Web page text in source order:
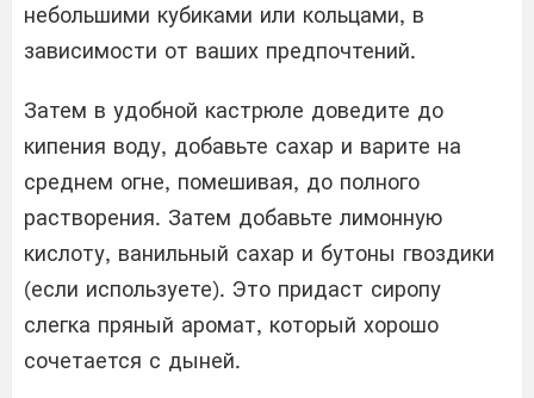
небольшими кубиками или кольцами, в
зависимости от ваших предпочтений.
Затем в удобной кастрюле доведите до
кипения воду, добавьте сахар и варите на
среднем огне, помешивая, до полного
растворения. Затем добавьте лимонную
кислоту, ванильный сахар и бутоны гвоздики
(если используете). Это придаст сиропу
слегка пряный аромат, который хорошо
сочетается с дыней.